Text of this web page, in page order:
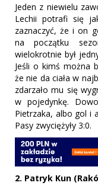
Jeden z niewielu
Lechii potrafi się
zaznaczyć, że i on
na początku
wielokrotnie był
Jeśli o kimś można
że nie da ciała w
zdarzało mu się
w pojedynkę.
Pietrzaka, albo gol i
Pasy zwyciężyły 3:0.
2. Patryk Kun